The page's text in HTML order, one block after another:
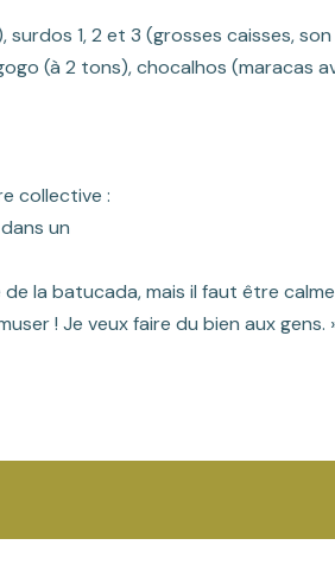
1, 2 et 3 (grosses caisses,
(à 2 tons), chocalhos (maracas
collective :
un
de la batucada, mais il faut être
! Je veux faire du bien aux gens.